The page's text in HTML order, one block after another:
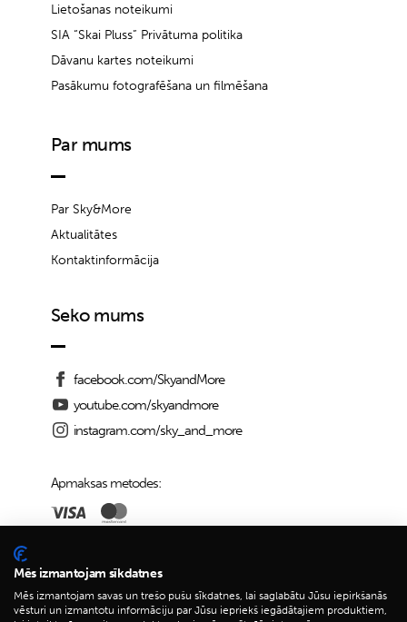
Lietošanas noteikumi
SIA “Skai Pluss” Privātuma politika
Dāvanu kartes noteikumi
Pasākumu fotografēšana un filmēšana
Par mums
Par Sky&More
Aktualitātes
Kontaktinformācija
Seko mums
facebook.com/SkyandMore
youtube.com/skyandmore
instagram.com/sky_and_more
Apmaksas metodes:
Piegādes iespējas:
Mēs izmantojam sīkdatnes
Mēs izmantojam savas un trešo pušu sīkdatnes, lai saglabātu Jūsu iepirkšanās
vēsturi un izmantotu informāciju par Jūsu iepriekš iegādātajiem produktiem,